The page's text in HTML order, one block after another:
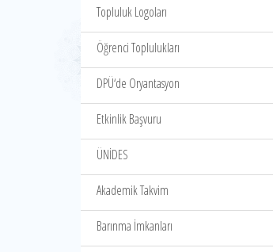
Topluluk Logoları
Öğrenci Toplulukları
DPÜ‘de Oryantasyon
Etkinlik Başvuru
ÜNİDES
Akademik Takvim
Barınma İmkanları